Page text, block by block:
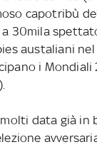
capotribù
a 30mila
austaliani
i Mondiali
data già in